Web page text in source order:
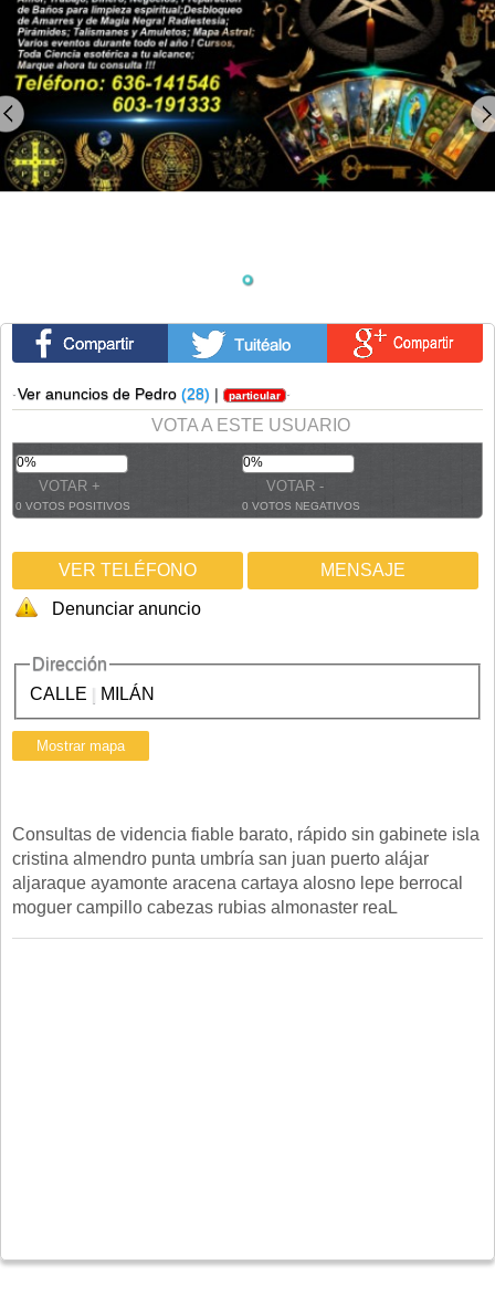
·Ver anuncios de Pedro (28) | particular ·
VOTA A ESTE USUARIO
0%
0 VOTOS POSITIVOS
0%
0 VOTOS NEGATIVOS
VER TELÉFONO MENSAJE
Denunciar anuncio
Dirección
CALLE | MILÁN
Consultas de videncia fiable barato, rápido sin gabinete isla
cristina almendro punta umbría san juan puerto alájar
aljaraque ayamonte aracena cartaya alosno lepe berrocal
moguer campillo cabezas rubias almonaster reaL